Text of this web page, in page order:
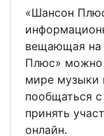
«Шансон
вещающая на
Плюс» можно
мире музыки
пообщаться
принять
онлайн.